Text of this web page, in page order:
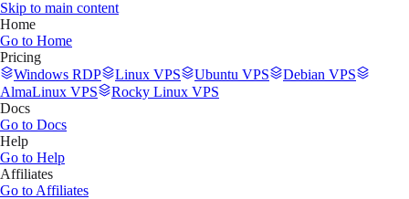
Skip to main content
Home
Go to Home
Pricing
Windows RDP
Linux VPS Ubuntu VPS
Debian VPS
AlmaLinux VPS
Rocky Linux VPS
Docs
Go to Docs
Help
Go to Help
Affiliates
Go to Affiliates